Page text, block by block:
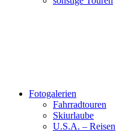
Fotogalerien
Fahrradtouren
Skiurlaube
U.S.A. – Reisen